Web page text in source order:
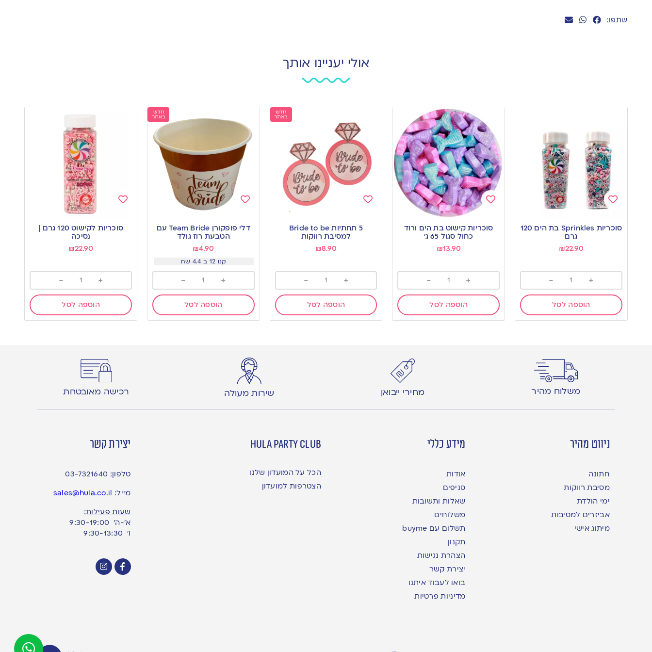
שתפו:
אולי יעניינו אותך
to
סוכריות Sprinkles בת הים 120
גרם
₪22.90
+
-
הוספה לסל
to
wishlist
סוכריות קישוט בת הים ורוד
כחול סגול 65 ג’
₪13.90
+
-
הוספה לסל
חדש
באתר
wishlist
5 תחתיות Bride to be
למסיבת רווקות
₪8.90
+
-
הוספה לסל
חדש
באתר
to
wishlist
דלי פופקורן Team Bride עם
הטבעת רוז גולד
₪4.90
קנו 12 ב 4.4 שח
+
-
הוספה לסל
to
סוכריות לקישוט 120 גרם |
נסיכה
₪22.90
+
-
הוספה לסל
משלוח מהיר מחירי ייבואן שירות מעולה רכישה מאובטחת
ניווט מהיר
חתונה
מסיבת רווקות
ימי הולדת
אביזרים למסיבות
מיתוג אישי
מידע כללי
אודות
סניפים
שאלות ותשובות
משלוחים
תשלום עם buyme
תקנון
הצהרת נגישות
יצירת קשר
בואו לעבוד איתנו
מדיניות פרטיות
hula party club
הכל על המועדון שלנו
הצטרפות למועדון
יצירת קשר
טלפון: 03-7321640
מייל: sales@hula.co.il
שעות פעילות:
א’-ה’ 9:30-19:00
ו׳ 9:30-13:30